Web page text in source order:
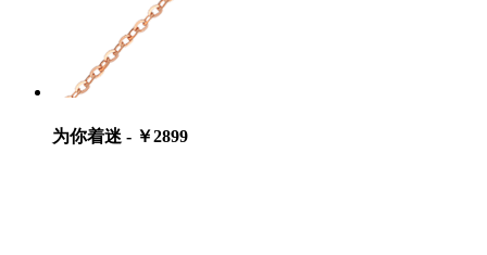
为你着迷 - ￥2899